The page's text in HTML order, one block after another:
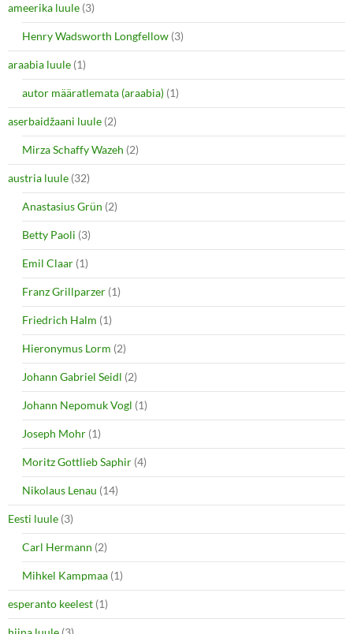
ameerika luule (3)
Henry Wadsworth Longfellow (3)
araabia luule (1)
autor määratlemata (araabia) (1)
aserbaidžaani luule (2)
Mirza Schaffy Wazeh (2)
austria luule (32)
Anastasius Grün (2)
Betty Paoli (3)
Emil Claar (1)
Franz Grillparzer (1)
Friedrich Halm (1)
Hieronymus Lorm (2)
Johann Gabriel Seidl (2)
Johann Nepomuk Vogl (1)
Joseph Mohr (1)
Moritz Gottlieb Saphir (4)
Nikolaus Lenau (14)
Eesti luule (3)
Carl Hermann (2)
Mihkel Kampmaa (1)
esperanto keelest (1)